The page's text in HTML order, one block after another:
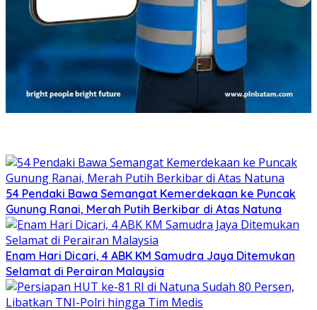
54 Pendaki Bawa Semangat Kemerdekaan ke Puncak
Gunung Ranai, Merah Putih Berkibar di Atas Natuna
Enam Hari Dicari, 4 ABK KM Samudra Jaya Ditemukan
Selamat di Perairan Malaysia